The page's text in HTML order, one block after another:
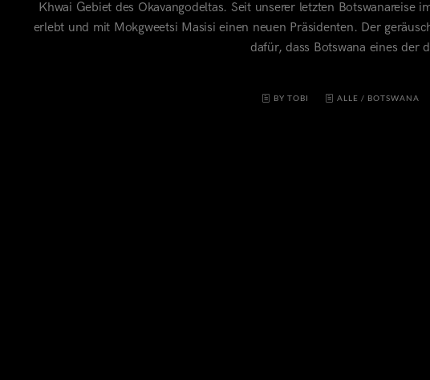
Khwai Gebiet des Okavangodeltas. Seit unserer letzten Botswanareise
erlebt und mit Mokgweetsi Masisi einen neuen Präsidenten. Der
dafür, dass Botswana eines der
BY TOBI ALLE / BOTSWANA